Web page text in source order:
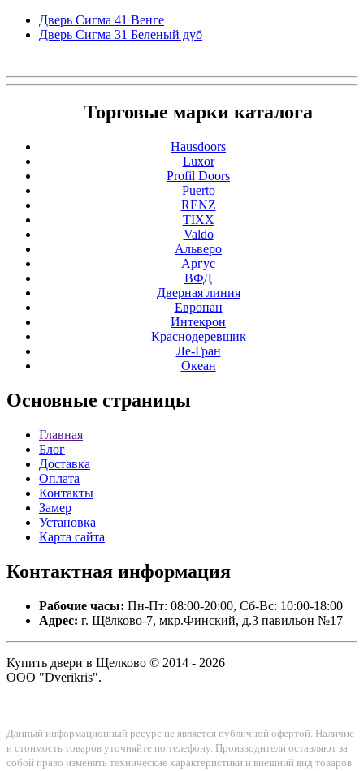
Дверь Сигма 41 Венге
Дверь Сигма 31 Беленый дуб
Торговые марки каталога
Hausdoors
Luxor
Profil Doors
Puerto
RENZ
TIXX
Valdo
Альверо
Аргус
ВФД
Дверная линия
Европан
Интекрон
Краснодеревщик
Ле-Гран
Океан
Основные страницы
Главная
Блог
Доставка
Оплата
Контакты
Замер
Установка
Карта сайта
Контактная информация
Рабочие часы: Пн-Пт: 08:00-20:00, Сб-Вс: 10:00-18:00
Адрес: г. Щёлково-7, мкр.Финский, д.3 павильон №17
Купить двери в Щелково © 2014 - 2026
ООО "Dverikris".
Данный информационный ресурс не является публичной офертой. Наличие
и стоимость товаров уточняйте по телефону. Производители оставляют за
собой право изменять технические характеристики и внешний вид товаров